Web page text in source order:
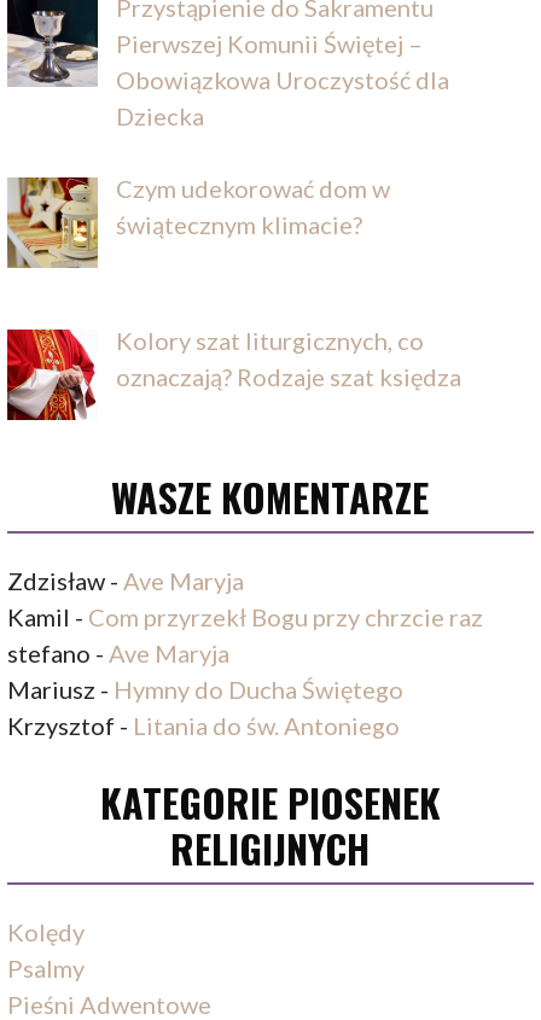
Przystąpienie do Sakramentu
Pierwszej Komunii Świętej –
Obowiązkowa Uroczystość dla
Dziecka
Czym udekorować dom w
świątecznym klimacie?
Kolory szat liturgicznych, co
oznaczają? Rodzaje szat księdza
WASZE KOMENTARZE
Zdzisław - Ave Maryja
Kamil - Com przyrzekł Bogu przy chrzcie raz
stefano - Ave Maryja
Mariusz - Hymny do Ducha Świętego
Krzysztof - Litania do św. Antoniego
KATEGORIE PIOSENEK
RELIGIJNYCH
Kolędy
Psalmy
Pieśni Adwentowe